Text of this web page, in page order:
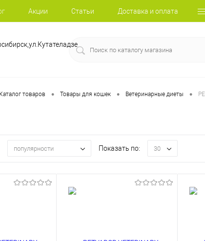
Акции Статьи Доставка и оплата
Каталог товаров • Товары для кошек • Ветеринарные диеты •
популярности Показать по: 30